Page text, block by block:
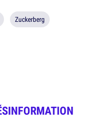
Zuckerberg